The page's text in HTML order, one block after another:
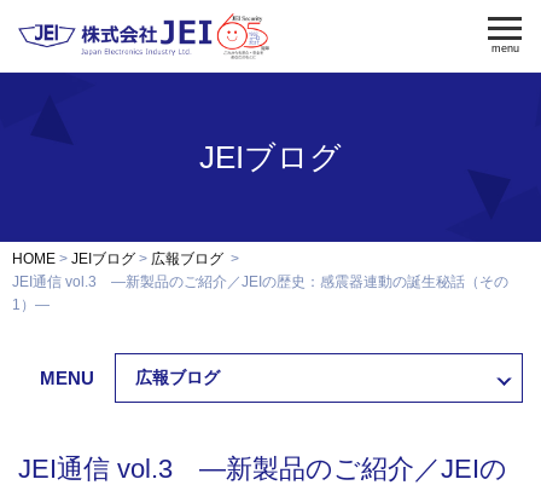
製品資料ダウンロード お問い合わせ
電気錠制御盤 入退室管理
修理・保守
menu
JEIブログ
HOME JEIブログ
広報ブログ
JEI通信 vol.3 ―新製品のご紹介／JEIの歴史：感震器連動の誕生秘話（その
1）―
MENU 広報ブログ
JEI通信 vol.3 ―新製品のご紹介／JEIの